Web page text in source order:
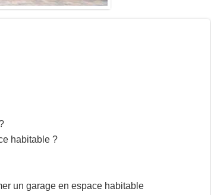
habitable ?
un garage en espace habitable